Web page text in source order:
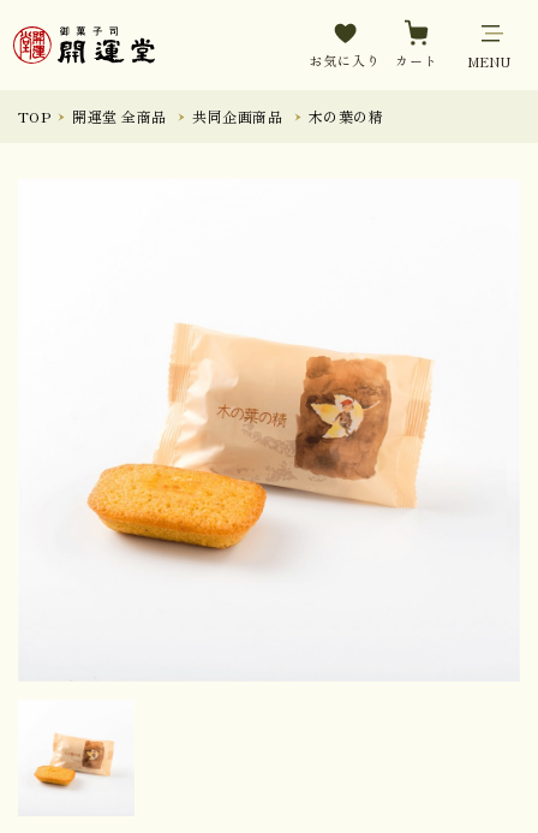
お気に入り カート MENU
TOP 開運堂 全商品 共同企画商品 木の葉の精